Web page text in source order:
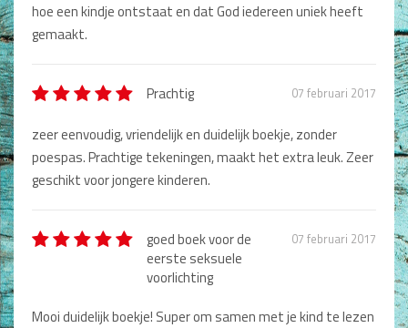
Koopjes
Bestellen en retourneren
Sprekers
Challenge Liefdevol Ouderschap
Type nog 50 woorden.
Plaatsen
hoe een kindje ontstaat en dat God iedereen uniek heeft
gemaakt.
Prachtig 07 februari 2017
zeer eenvoudig, vriendelijk en duidelijk boekje, zonder
poespas. Prachtige tekeningen, maakt het extra leuk. Zeer
geschikt voor jongere kinderen.
goed boek voor de
eerste seksuele
voorlichting
07 februari 2017
Mooi duidelijk boekje! Super om samen met je kind te lezen